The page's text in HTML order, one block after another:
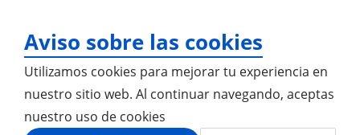
Aviso sobre las cookies
Utilizamos cookies para mejorar tu experiencia en
nuestro sitio web. Al continuar navegando, aceptas
nuestro uso de cookies
Inicio RESORTE